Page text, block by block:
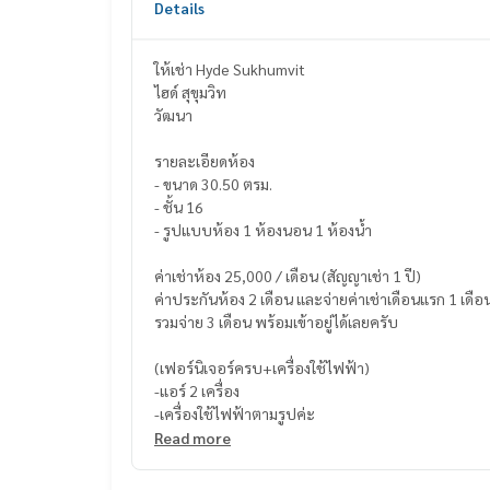
Details
ให้เช่า Hyde Sukhumvit
ไฮด์ สุขุมวิท
วัฒนา
รายละเอียดห้อง
- ขนาด 30.50 ตรม.
- ชั้น 16
- รูปแบบห้อง 1 ห้องนอน 1 ห้องน้ำ
ค่าเช่าห้อง 25,000 / เดือน (สัญญาเช่า 1 ปี)
ค่าประกันห้อง 2 เดือน และจ่ายค่าเช่าเดือนแรก 1 เดือ
รวมจ่าย 3 เดือน พร้อมเข้าอยู่ได้เลยครับ
(เฟอร์นิเจอร์ครบ+เครื่องใช้ไฟฟ้า)
-แอร์ 2 เครื่อง
-เครื่องใช้ไฟฟ้าตามรูปค่ะ
Read more